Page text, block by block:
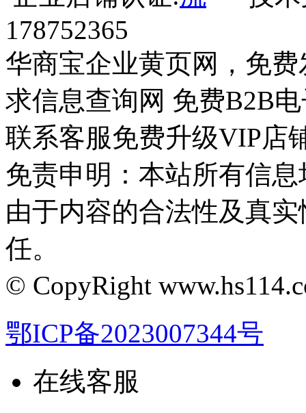
178752365
华商宝企业黄页网，免
求信息查询网 免费B2B
联系客服免费升级VIP店
免责申明：本站所有信
由于内容的合法性及真
任。
© CopyRight
鄂ICP备2023007344号
在线客服